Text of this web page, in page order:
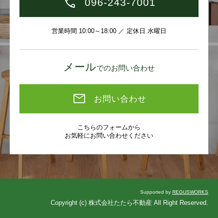
096-243-7001
営業時間 10:00～18:00 ／ 定休日 水曜日
メールでのお問い合わせ
お問い合わせ
こちらのフォームから
お気軽にお問い合わせください
Supported by REGUSWORKS
Copyright (c) 株式会社たたら不動産 All Right Reserved.